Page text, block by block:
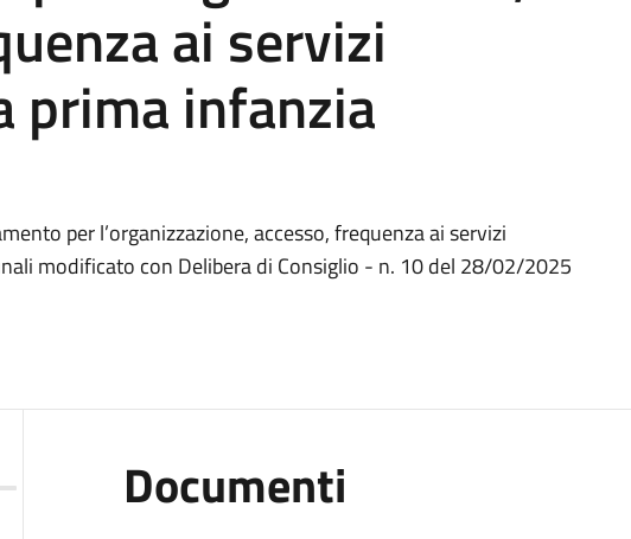
ai servizi
prima infanzia
per l’organizzazione, accesso, frequenza ai servizi
modificato con Delibera di Consiglio - n. 10 del 28/02/2025
Documenti